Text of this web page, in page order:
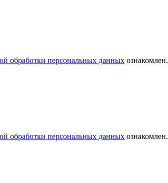
обработки персональных данных ознакомлен.
обработки персональных данных ознакомлен.